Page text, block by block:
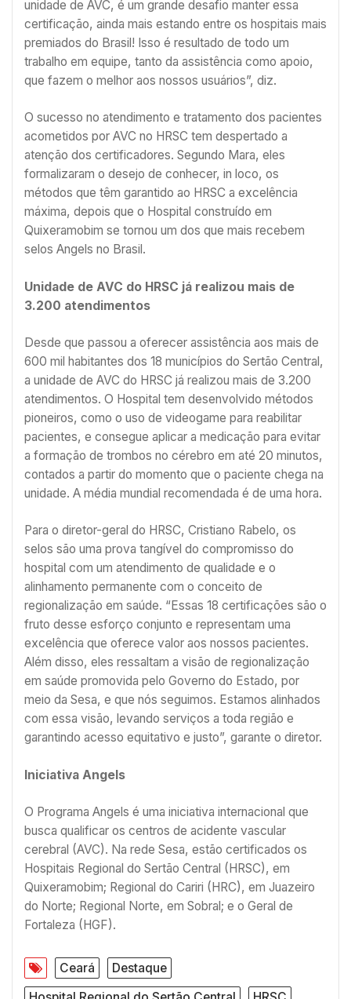
unidade de AVC, é um grande desafio manter essa
certificação, ainda mais estando entre os hospitais mais
premiados do Brasil! Isso é resultado de todo um
trabalho em equipe, tanto da assistência como apoio,
que fazem o melhor aos nossos usuários”, diz.
O sucesso no atendimento e tratamento dos pacientes
acometidos por AVC no HRSC tem despertado a
atenção dos certificadores. Segundo Mara, eles
formalizaram o desejo de conhecer, in loco, os
métodos que têm garantido ao HRSC a excelência
máxima, depois que o Hospital construído em
Quixeramobim se tornou um dos que mais recebem
selos Angels no Brasil.
Unidade de AVC do HRSC já realizou mais de
3.200 atendimentos
Desde que passou a oferecer assistência aos mais de
600 mil habitantes dos 18 municípios do Sertão Central,
a unidade de AVC do HRSC já realizou mais de 3.200
atendimentos. O Hospital tem desenvolvido métodos
pioneiros, como o uso de videogame para reabilitar
pacientes, e consegue aplicar a medicação para evitar
a formação de trombos no cérebro em até 20 minutos,
contados a partir do momento que o paciente chega na
unidade. A média mundial recomendada é de uma hora.
Para o diretor-geral do HRSC, Cristiano Rabelo, os
selos são uma prova tangível do compromisso do
hospital com um atendimento de qualidade e o
alinhamento permanente com o conceito de
regionalização em saúde. “Essas 18 certificações são o
fruto desse esforço conjunto e representam uma
excelência que oferece valor aos nossos pacientes.
Além disso, eles ressaltam a visão de regionalização
em saúde promovida pelo Governo do Estado, por
meio da Sesa, e que nós seguimos. Estamos alinhados
com essa visão, levando serviços a toda região e
garantindo acesso equitativo e justo”, garante o diretor.
Iniciativa Angels
O Programa Angels é uma iniciativa internacional que
busca qualificar os centros de acidente vascular
cerebral (AVC). Na rede Sesa, estão certificados os
Hospitais Regional do Sertão Central (HRSC), em
Quixeramobim; Regional do Cariri (HRC), em Juazeiro
do Norte; Regional Norte, em Sobral; e o Geral de
Fortaleza (HGF).
Ceará
Destaque